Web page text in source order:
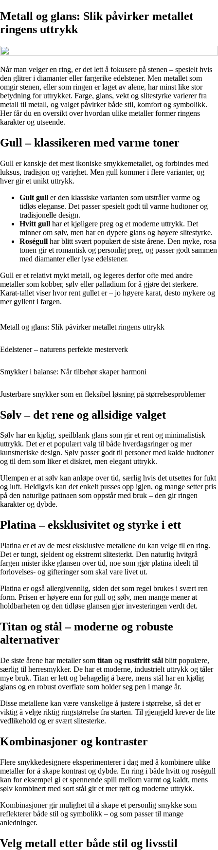
Metall og glans: Slik påvirker metallet
ringens uttrykk
Når man velger en ring, er det lett å fokusere på stenen – spesielt hvis
den glitrer i diamanter eller fargerike edelstener. Men metallet som
omgir stenen, eller som ringen er laget av alene, har minst like stor
betydning for uttrykket. Farge, glans, vekt og slitestyrke varierer fra
metall til metall, og valget påvirker både stil, komfort og symbolikk.
Her får du en oversikt over hvordan ulike metaller former ringens
karakter og utseende.
Gull – klassikeren med varme toner
Gull er kanskje det mest ikoniske smykkemetallet, og forbindes med
luksus, tradisjon og varighet. Men gull kommer i flere varianter, og
hver gir et unikt uttrykk.
Gult gull er den klassiske varianten som utstråler varme og
tidløs eleganse. Det passer spesielt godt til varme hudtoner og
tradisjonelle design.
Hvitt gull har et kjøligere preg og et moderne uttrykk. Det
minner om sølv, men har en dypere glans og høyere slitestyrke.
Roségull har blitt svært populært de siste årene. Den myke, rosa
tonen gir et romantisk og personlig preg, og passer godt sammen
med diamanter eller lyse edelstener.
Gull er et relativt mykt metall, og legeres derfor ofte med andre
metaller som kobber, sølv eller palladium for å gjøre det sterkere.
Karat-tallet viser hvor rent gullet er – jo høyere karat, desto mykere og
mer gyllent i fargen.
Metall og glans: Slik påvirker metallet ringens uttrykk
Edelstener – naturens perfekte mesterverk
Smykker i balanse: Når tilbehør skaper harmoni
Justerbare smykker som en fleksibel løsning på størrelsesproblemer
Sølv – det rene og allsidige valget
Sølv har en kjølig, speilblank glans som gir et rent og minimalistisk
uttrykk. Det er et populært valg til både hverdagsringer og mer
kunstneriske design. Sølv passer godt til personer med kalde hudtoner
og til dem som liker et diskret, men elegant uttrykk.
Ulempen er at sølv kan anløpe over tid, særlig hvis det utsettes for fukt
og luft. Heldigvis kan det enkelt pusses opp igjen, og mange setter pris
på den naturlige patinaen som oppstår med bruk – den gir ringen
karakter og dybde.
Platina – eksklusivitet og styrke i ett
Platina er et av de mest eksklusive metallene du kan velge til en ring.
Det er tungt, sjeldent og ekstremt slitesterkt. Den naturlig hvitgrå
fargen mister ikke glansen over tid, noe som gjør platina ideelt til
forlovelses- og gifteringer som skal vare livet ut.
Platina er også allergivennlig, siden det som regel brukes i svært ren
form. Prisen er høyere enn for gull og sølv, men mange mener at
holdbarheten og den tidløse glansen gjør investeringen verdt det.
Titan og stål – moderne og robuste
alternativer
De siste årene har metaller som titan og rustfritt stål blitt populære,
særlig til herresmykker. De har et moderne, industrielt uttrykk og tåler
mye bruk. Titan er lett og behagelig å bære, mens stål har en kjølig
glans og en robust overflate som holder seg pen i mange år.
Disse metallene kan være vanskelige å justere i størrelse, så det er
viktig å velge riktig ringstørrelse fra starten. Til gjengjeld krever de lite
vedlikehold og er svært slitesterke.
Kombinasjoner og kontraster
Flere smykkedesignere eksperimenterer i dag med å kombinere ulike
metaller for å skape kontrast og dybde. En ring i både hvitt og roségull
kan for eksempel gi et spennende spill mellom varmt og kaldt, mens
sølv kombinert med sort stål gir et mer røft og moderne uttrykk.
Kombinasjoner gir mulighet til å skape et personlig smykke som
reflekterer både stil og symbolikk – og som passer til mange
anledninger.
Velg metall etter både stil og livsstil